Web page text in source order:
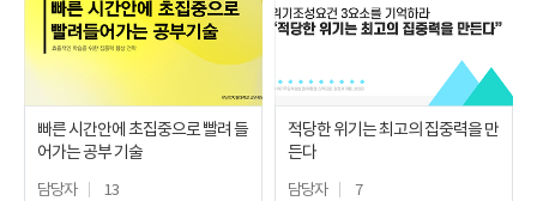
빠른 시간안에 초집중으로 빨려 들
어가는 공부 기술
담당자 13
적당한 위기는 최고의 집중력을 만
든다
담당자 7